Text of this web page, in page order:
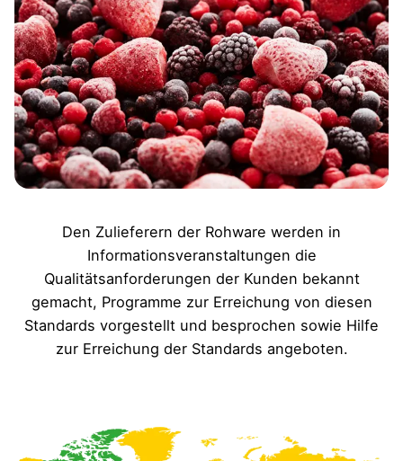
Den Zulieferern der Rohware werden in
Informationsveranstaltungen die
Qualitätsanforderungen der Kunden bekannt
gemacht, Programme zur Erreichung von diesen
Standards vorgestellt und besprochen sowie Hilfe
zur Erreichung der Standards angeboten.